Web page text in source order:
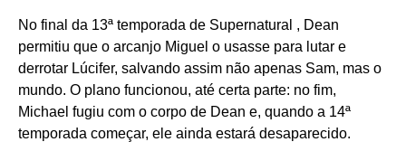
No final da 13ª temporada de Supernatural , Dean
permitiu que o arcanjo Miguel o usasse para lutar e
derrotar Lúcifer, salvando assim não apenas Sam, mas o
mundo. O plano funcionou, até certa parte: no fim,
Michael fugiu com o corpo de Dean e, quando a 14ª
temporada começar, ele ainda estará desaparecido.